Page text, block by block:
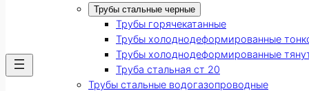
Трубы стальные черные
Трубы горячекатанные
Трубы холоднодеформированные
Трубы холоднодеформированные
Труба стальная ст 20
Трубы стальные водогазопроводные